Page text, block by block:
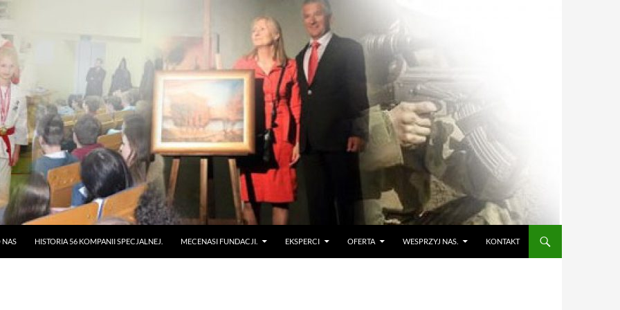
NAS HISTORIA 56 KOMPANII SPECJALNEJ. MECENASI FUNDACJI. EKSPERCI OFERTA WESPRZYJ NAS. KONTAKT